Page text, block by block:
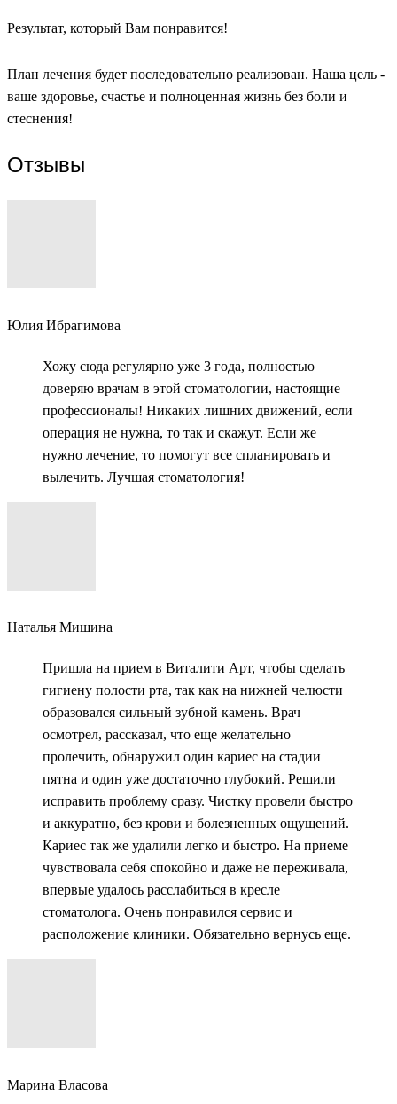
Результат, который Вам понравится!
План лечения будет последовательно реализован. Наша цель -
ваше здоровье, счастье и полноценная жизнь без боли и
стеснения!
Отзывы
Юлия Ибрагимова
Хожу сюда регулярно уже 3 года, полностью
доверяю врачам в этой стоматологии, настоящие
профессионалы! Никаких лишних движений, если
операция не нужна, то так и скажут. Если же
нужно лечение, то помогут все спланировать и
вылечить. Лучшая стоматология!
Наталья Мишина
Пришла на прием в Виталити Арт, чтобы сделать
гигиену полости рта, так как на нижней челюсти
образовался сильный зубной камень. Врач
осмотрел, рассказал, что еще желательно
пролечить, обнаружил один кариес на стадии
пятна и один уже достаточно глубокий. Решили
исправить проблему сразу. Чистку провели быстро
и аккуратно, без крови и болезненных ощущений.
Кариес так же удалили легко и быстро. На приеме
чувствовала себя спокойно и даже не переживала,
впервые удалось расслабиться в кресле
стоматолога. Очень понравился сервис и
расположение клиники. Обязательно вернусь еще.
Марина Власова